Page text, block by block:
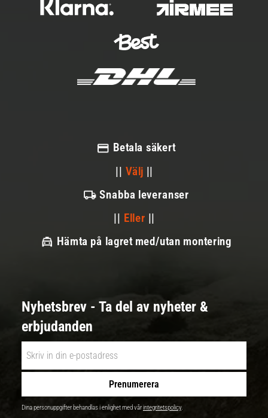
Betala säkert
|| Välj ||
Snabba leveranser
|| Eller ||
Hämta på lagret med/utan montering
Nyhetsbrev - Ta del av nyheter &
erbjudanden
Prenumerera
Dina personuppgifter behandlas i enlighet med vårintegritetspolicy.